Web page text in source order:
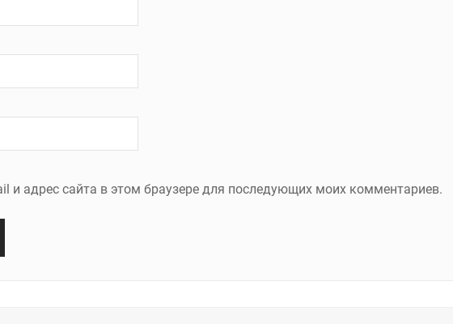
и адрес сайта в этом браузере для последующих моих комментариев.